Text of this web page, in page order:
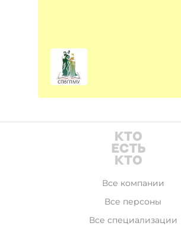
Все компании
Все персоны
Все специализации